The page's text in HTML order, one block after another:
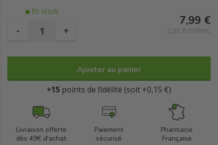
En stock
- +
7,99 €
2,66 €/100mL
Ajouter au panier
+15 points de fidélité (soit +0,15 €)
Livraison offerte
dès 49€ d'achat
Paiement
sécurisé
Pharmacie
Française